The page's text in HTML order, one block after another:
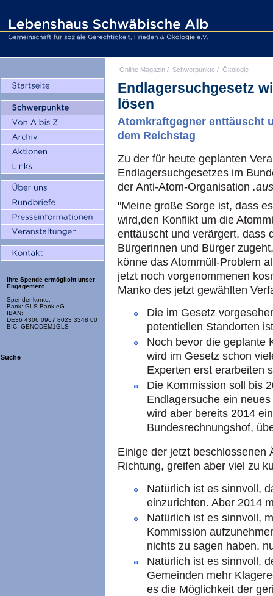
Ihre Spende ermöglicht unser
Engagement
Spendenkonto:
Bank: GLS Bank eG
IBAN:
DE36 4306 0967 8023 3348 00
BIC: GENODEM1GLS
Suche
Online Magazin / Schwerpunkte / Ökologie
Endlagersuchgesetz
lösen
Atomkraftgegner enttäuscht
dem Reichstag
Zu der für heute geplanten
Endlagersuchgesetzes im
der Anti-Atom-Organisation
"Meine große Sorge ist, dass
wird,den Konflikt um die
enttäuscht und verärgert, dass
Bürgerinnen und Bürger
könne das Atommüll-Problem
jetzt noch vorgenommenen
Manko des jetzt gewählten
Die im Gesetz
potentiellen Standorten
Noch bevor die geplante
wird im Gesetz schon
Experten erst erarbeiten
Die Kommission soll bis
Endlagersuche ein
wird aber bereits 2014
Bundesrechnungshof,
Einige der jetzt beschlossenen
Richtung, greifen aber viel zu
Natürlich ist es sinnvoll,
einzurichten. Aber 2014
Natürlich ist es sinnvoll,
Kommission
nichts zu sagen haben,
Natürlich ist es sinnvoll,
Gemeinden mehr
es die Möglichkeit der